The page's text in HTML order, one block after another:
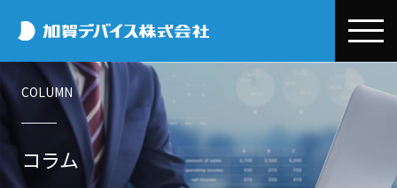
加賀デバイ
会社情報
加賀デバイスとは
代表メッセージ
事業紹介
デバイス事業本部
お取引先情報
COLUMN
コラム